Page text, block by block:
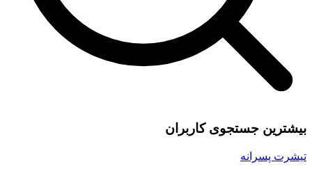
بیشترین جستجوی کاربران
تیشرت پسرانه